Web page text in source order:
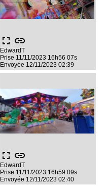
fullscreen link
EdwardT
Prise 11/11/2023 16h56 07s
Envoyée 12/11/2023 02:39
fullscreen link
EdwardT
Prise 11/11/2023 16h59 09s
Envoyée 12/11/2023 02:40